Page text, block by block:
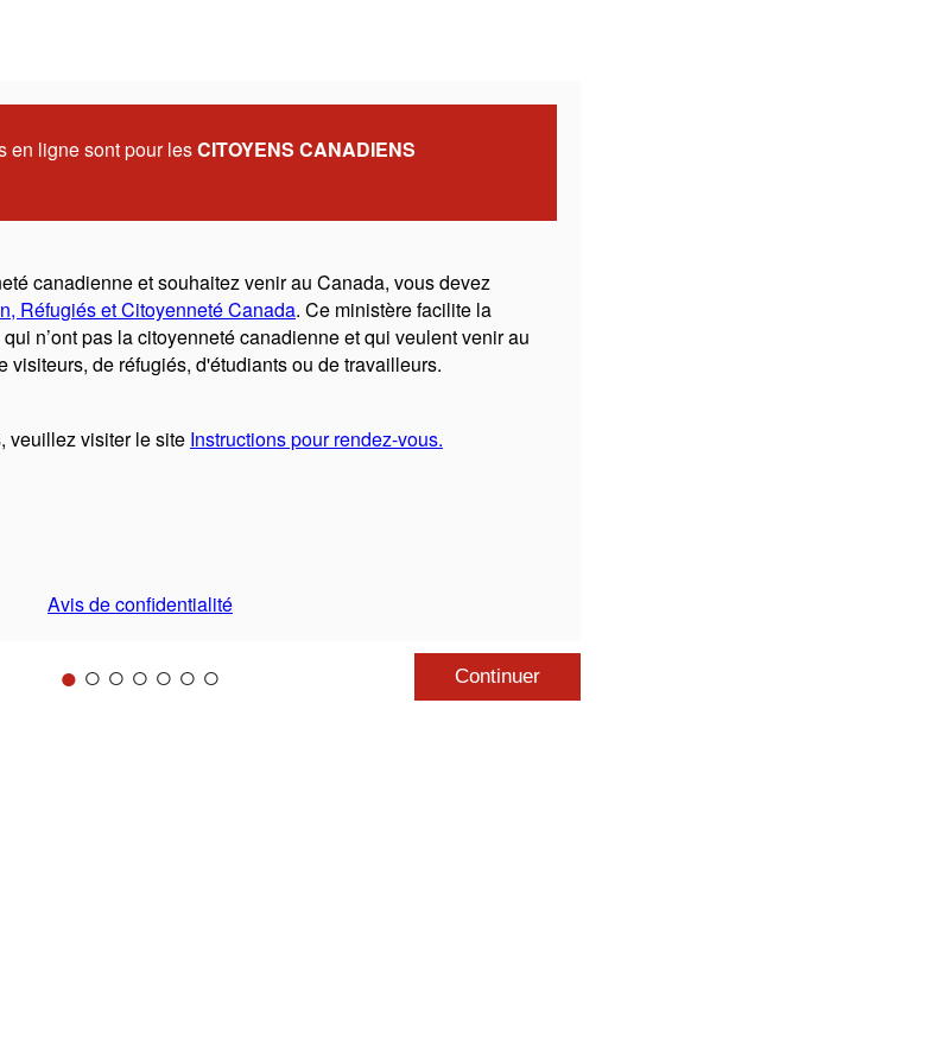
en ligne sont pour lesCITOYENS CANADIENS
canadienne et souhaitez venir au Canada, vous devez
Réfugiés et Citoyenneté Canada. Ce ministère facilite la
n’ont pas la citoyenneté canadienne et qui veulent venir au
visiteurs, de réfugiés, d'étudiants ou de travailleurs.
veuillez visiter le site Instructions pour rendez-vous.
Avis de confidentialité
● ○ ○ ○ ○ ○ ○ Continuer